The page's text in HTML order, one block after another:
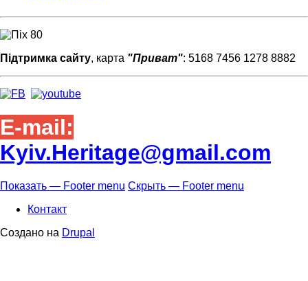
Підтримка сайту, карта "Приват": 5168 7456 1278 8882
E-mail:
Kyiv.Heritage@gmail.com
Footer
Показать — Footer menu Скрыть — Footer menu
Контакт
Создано на Drupal